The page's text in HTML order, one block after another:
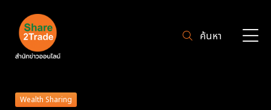
ค้นหา
Wealth Sharing